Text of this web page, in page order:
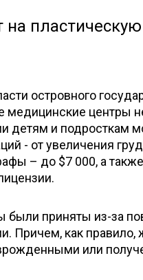
на
островного
медицинские центры
детям и подросткам
- от увеличения
– до $7 000, а
были приняты из-за
Причем, как
или